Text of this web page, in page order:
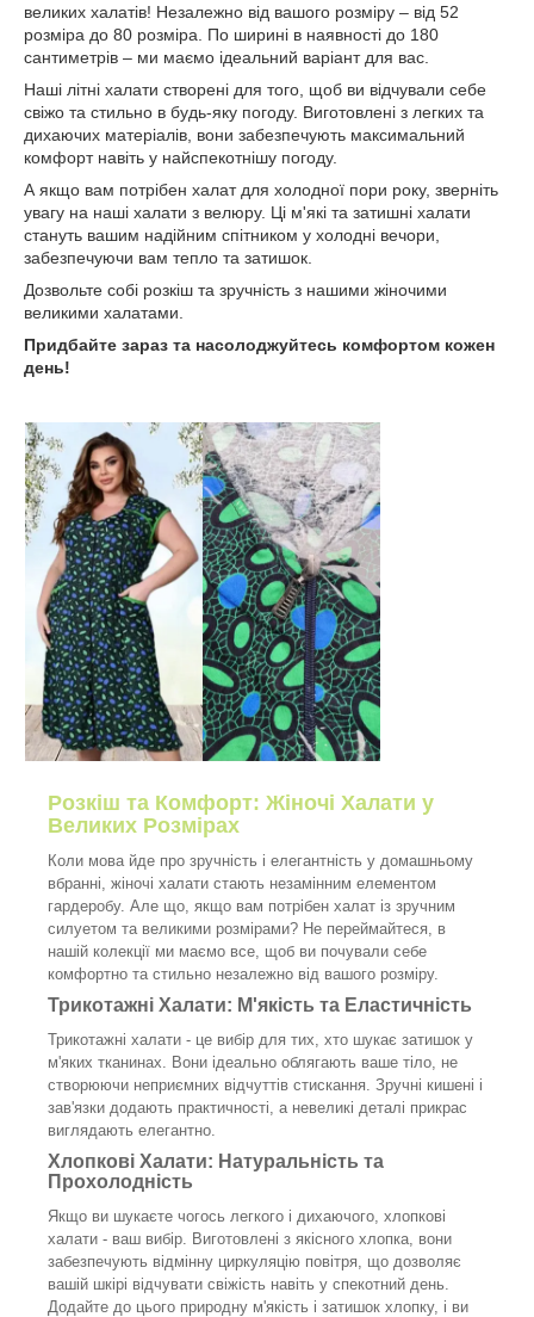
великих халатів! Незалежно від вашого розміру – від 52
розміра до 80 розміра. По ширині в наявності до 180
сантиметрів – ми маємо ідеальний варіант для вас.
Наші літні халати створені для того, щоб ви відчували себе
свіжо та стильно в будь-яку погоду. Виготовлені з легких та
дихаючих матеріалів, вони забезпечують максимальний
комфорт навіть у найспекотнішу погоду.
А якщо вам потрібен халат для холодної пори року, зверніть
увагу на наші халати з велюру. Ці м'які та затишні халати
стануть вашим надійним спітником у холодні вечори,
забезпечуючи вам тепло та затишок.
Дозвольте собі розкіш та зручність з нашими жіночими
великими халатами.
Придбайте зараз та насолоджуйтесь комфортом кожен
день!
Розкіш та Комфорт: Жіночі Халати у
Великих Розмірах
Коли мова йде про зручність і елегантність у домашньому
вбранні, жіночі халати стають незамінним елементом
гардеробу. Але що, якщо вам потрібен халат із зручним
силуетом та великими розмірами? Не переймайтеся, в
нашій колекції ми маємо все, щоб ви почували себе
комфортно та стильно незалежно від вашого розміру.
Трикотажні Халати: М'якість та Еластичність
Трикотажні халати - це вибір для тих, хто шукає затишок у
м'яких тканинах. Вони ідеально облягають ваше тіло, не
створюючи неприємних відчуттів стискання. Зручні кишені і
зав'язки додають практичності, а невеликі деталі прикрас
виглядають елегантно.
Хлопкові Халати: Натуральність та
Прохолодність
Якщо ви шукаєте чогось легкого і дихаючого, хлопкові
халати - ваш вибір. Виготовлені з якісного хлопка, вони
забезпечують відмінну циркуляцію повітря, що дозволяє
вашій шкірі відчувати свіжість навіть у спекотний день.
Додайте до цього природну м'якість і затишок хлопку, і ви